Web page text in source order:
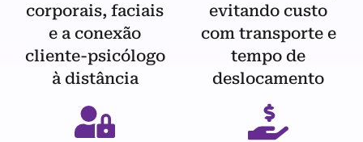
corporais, faciais
e a conexão
cliente-psicólogo
à distância
evitando custo
com transporte e
tempo de
deslocamento